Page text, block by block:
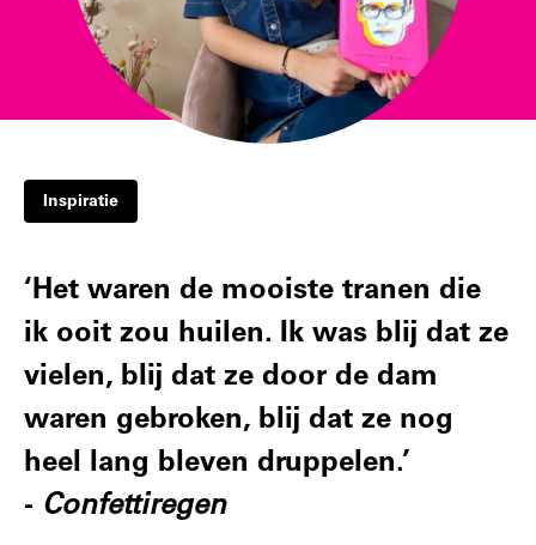
Inspiratie
‘Het waren de mooiste tranen die
ik ooit zou huilen. Ik was blij dat ze
vielen, blij dat ze door de dam
waren gebroken, blij dat ze nog
heel lang bleven druppelen.’
- Confettiregen